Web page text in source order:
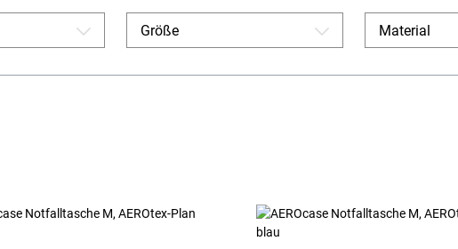
A Größe A Material